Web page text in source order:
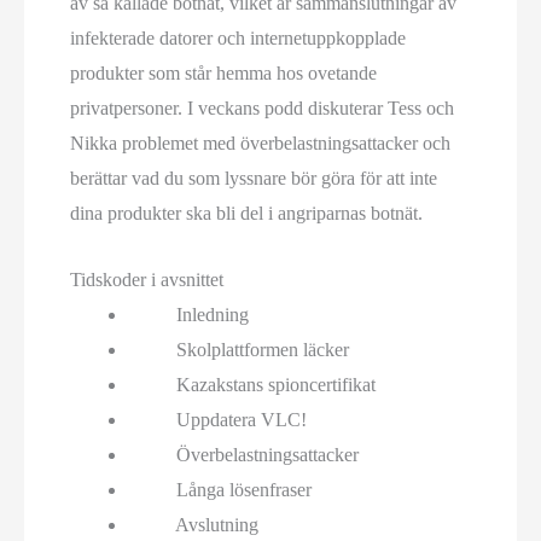
infekterade datorer och internetuppkopplade
produkter som står hemma hos ovetande
privatpersoner. I veckans podd diskuterar Tess och
Nikka problemet med överbelastningsattacker och
berättar vad du som lyssnare bör göra för att inte
dina produkter ska bli del i angriparnas botnät.
Tidskoder i avsnittet
Inledning
Skolplattformen läcker
Kazakstans spioncertifikat
Uppdatera VLC!
Överbelastningsattacker
Långa lösenfraser
Avslutning